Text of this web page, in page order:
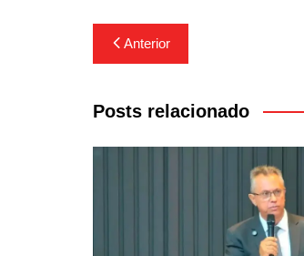
Navegação
de
Post
Anterior
Posts relacionado